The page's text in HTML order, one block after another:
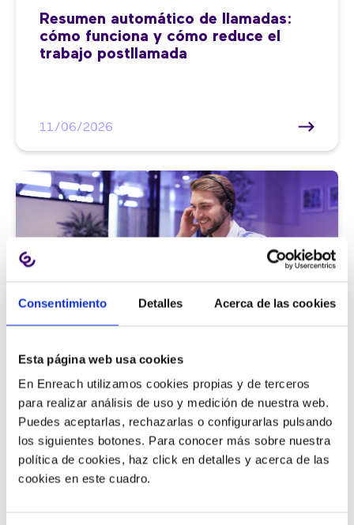
Consentimiento Detalles Acerca de las cookies
Esta página web usa cookies
En Enreach utilizamos cookies propias y de terceros
para realizar análisis de uso y medición de nuestra web.
Puedes aceptarlas, rechazarlas o configurarlas pulsando
los siguientes botones. Para conocer más sobre nuestra
política de cookies, haz click en detalles y acerca de las
cookies en este cuadro.
Resumen automático de llamadas:
cómo funciona y cómo reduce el
trabajo postllamada
11/06/2026
9 métricas de call center para medir
la satisfacción del cliente
11/06/2026